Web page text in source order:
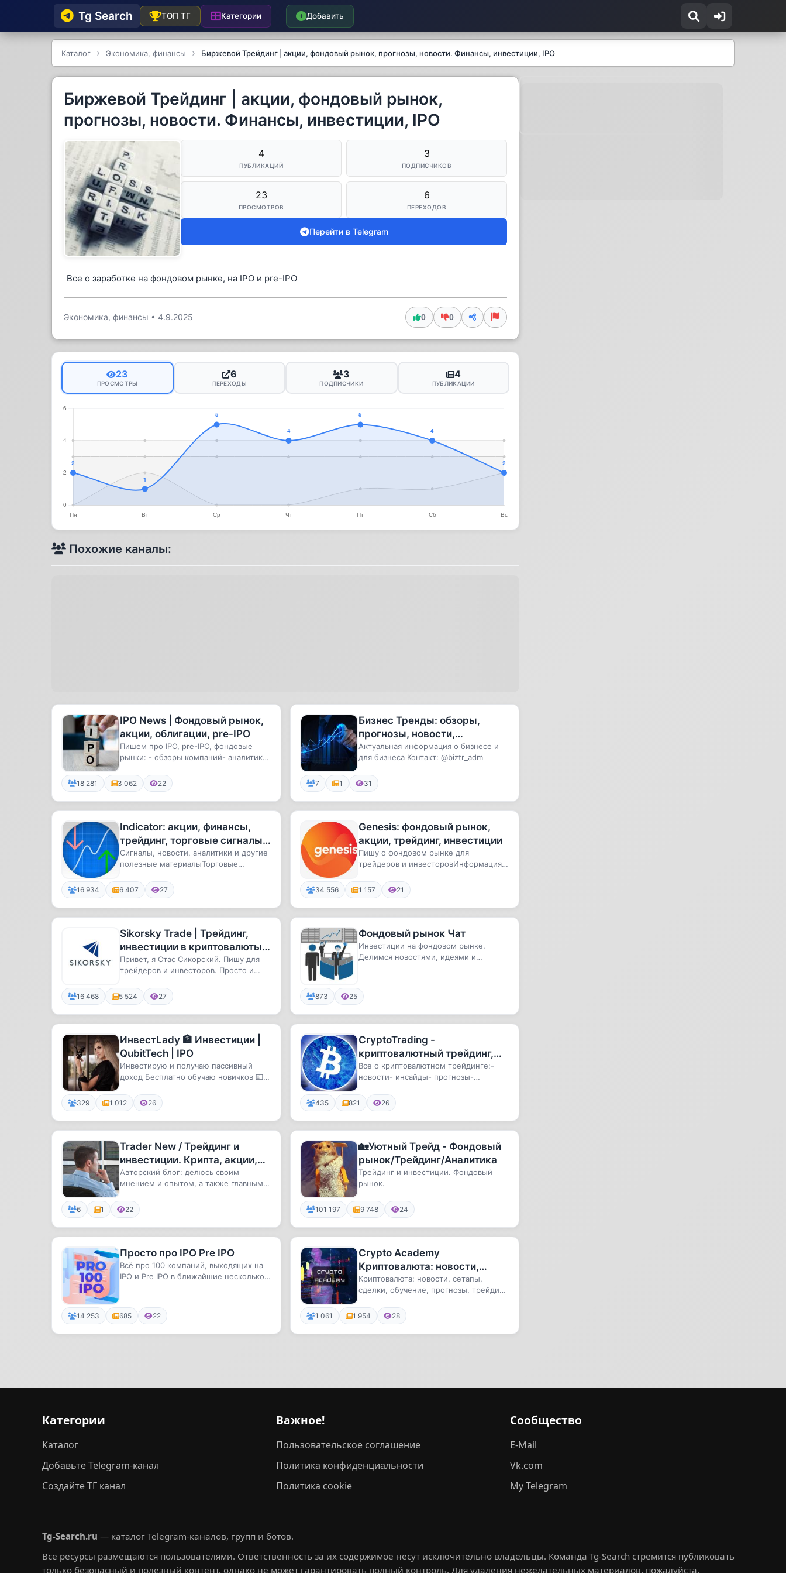
Tg Searсh ТОП ТГ Категории Добавить
Каталог Экономика, финансы Биржевой Трейдинг | акции, фондовый рынок, прогнозы, новости. Финансы, инвестиции, IPO
Биржевой Трейдинг | акции, фондовый рынок,
прогнозы, новости. Финансы, инвестиции, IPO
4
ПУБЛИКАЦИЙ
3
ПОДПИСЧИКОВ
23
ПРОСМОТРОВ
6
ПЕРЕХОДОВ
Перейти в Telegram
Все о заработке на фондовом рынке, на IPO и pre-IPO
Экономика, финансы • 4.9.2025 0 0
23
ПРОСМОТРЫ
6
ПЕРЕХОДЫ
3
ПОДПИСЧИКИ
4
ПУБЛИКАЦИИ
Похожие каналы:
IPO News | Фондовый рынок,
акции, облигации, pre-IPO
Пишем про IPO, pre-IPO, фондовые
рынки: - обзоры компаний- аналитика-
18 281 3 062 22
Бизнес Тренды: обзоры,
прогнозы, новости,
аналитика, финансы,
инвестиции, стартапы, IPO,
pre-IPO
Актуальная информация о бизнесе и
для бизнеса Контакт: @biztr_adm
7 1 31
Indicator: акции, финансы,
трейдинг, торговые сигналы,
бинарные опционы, форекс,
IPO, pre-IPO, инвес
Сигналы, новости, аналитики и другие
полезные материалыТорговые
16 934 6 407 27
Genesis: фондовый рынок,
акции, трейдинг, инвестиции
Пишу о фондовом рынке для
трейдеров и инвесторовИнформация
34 556 1 157 21
Sikorsky Trade | Трейдинг,
инвестиции в криптовалюты,
акции и IPO
Привет, я Стас Сикорский. Пишу для
трейдеров и инвесторов. Просто и
16 468 5 524 27
Фондовый рынок Чат
Инвестиции на фондовом рынке.
Делимся новостями, идеями и
873 25
ИнвестLady 🏦 Инвестиции |
QubitTech | IPO
Инвестирую и получаю пассивный
доход Бесплатно обучаю новичков 💴
➡...
329 1 012 26
CryptoTrading -
криптовалютный трейдинг,
новости, прогнозы, графики,
аналитика, курс биткоин,
Bitcoi
Все о криптовалютном трейдинге:-
новости- инсайды- прогнозы-
435 821 26
Trader New / Трейдинг и
инвестиции. Крипта, акции,
IPO
Авторский блог: делюсь своим
мнением и опытом, а также главными
6 1 22
🏡Уютный Трейд - Фондовый
рынок/Трейдинг/Аналитика
Трейдинг и инвестиции. Фондовый
рынок.
101 197 9 748 24
Просто про IPO Pre IPO
Всё про 100 компаний, выходящих на
IPO и Pre IPO в ближайшие несколько
14 253 685 22
Crypto Academy
Криптовалюта: новости,
трейдинг, сетапы, сделки,
обучение, прогнозы,
аналитика
Криптовалюта: новости, сетапы,
сделки, обучение, прогнозы, трейдинг,
1 061 1 954 28
Категории
Каталог
Добавьте Telegram-канал
Создайте ТГ канал
Важное!
Пользовательское соглашение
Политика конфиденциальности
Политика cookie
Сообщество
E-Mail
Vk.com
My Telegram
Tg-Search.ru — каталог Telegram-каналов, групп и ботов.
Все ресурсы размещаются пользователями. Ответственность за их содержимое несут исключительно владельцы. Команда Tg-Search стремится публиковать
только безопасный и полезный контент, однако не может гарантировать полный контроль. Для удаления нежелательных материалов, пожалуйста,